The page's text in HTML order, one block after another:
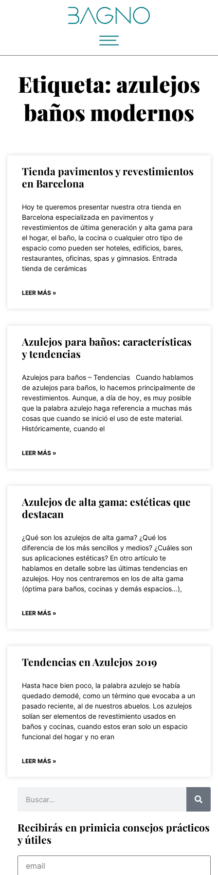
Etiqueta: azulejos
baños modernos
Tienda pavimentos y revestimientos
en Barcelona
Hoy te queremos presentar nuestra otra tienda en
Barcelona especializada en pavimentos y
revestimientos de última generación y alta gama para
el hogar, el baño, la cocina o cualquier otro tipo de
espacio como pueden ser hoteles, edificios, bares,
restaurantes, oficinas, spas y gimnasios. Entrada
tienda de cerámicas
LEER MÁS »
Azulejos para baños: características
y tendencias
Azulejos para baños – Tendencias Cuando hablamos
de azulejos para baños, lo hacemos principalmente de
revestimientos. Aunque, a día de hoy, es muy posible
que la palabra azulejo haga referencia a muchas más
cosas que cuando se inició el uso de este material.
Históricamente, cuando el
LEER MÁS »
Azulejos de alta gama: estéticas que
destacan
¿Qué son los azulejos de alta gama? ¿Qué los
diferencia de los más sencillos y medios? ¿Cuáles son
sus aplicaciones estéticas? En otro artículo te
hablamos en detalle sobre las últimas tendencias en
azulejos. Hoy nos centraremos en los de alta gama
(óptima para baños, cocinas y demás espacios…),
LEER MÁS »
Tendencias en Azulejos 2019
Hasta hace bien poco, la palabra azulejo se había
quedado demodé, como un término que evocaba a un
pasado reciente, al de nuestros abuelos. Los azulejos
solían ser elementos de revestimiento usados en
baños y cocinas, cuando estos eran solo un espacio
funcional del hogar y no eran
LEER MÁS »
Recibirás en primicia consejos prácticos
y útiles